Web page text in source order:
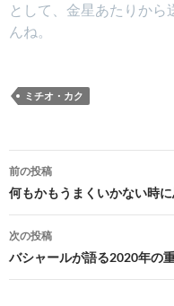
として、金星あたりか
んね。
ミチオ・カク
投
稿
ナ
ビ
ゲ
前の投稿
何もかもうまくいかない時
次の投稿
バシャールが語る2020年の